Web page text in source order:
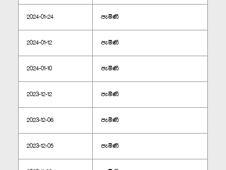
2024-01-24 පැමිණි
2024-01-12 පැමිණි
2024-01-10 පැමිණි
2023-12-12 පැමිණි
2023-12-06 පැමිණි
2023-12-05 පැමිණි